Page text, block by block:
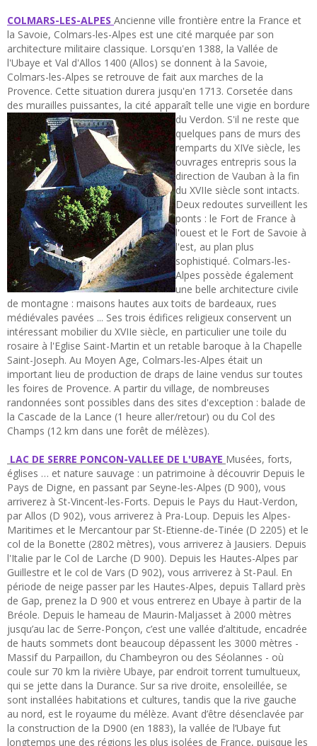
COLMARS-LES-ALPES Ancienne ville frontière entre la France et
la Savoie, Colmars-les-Alpes est une cité marquée par son
architecture militaire classique. Lorsqu'en 1388, la Vallée de
l'Ubaye et Val d'Allos 1400 (Allos) se donnent à la Savoie,
Colmars-les-Alpes se retrouve de fait aux marches de la
Provence. Cette situation durera jusqu'en 1713. Corsetée dans
des murailles puissantes, la cité apparaît telle une vigie en bordure
du Verdon. S'il ne reste que
quelques pans de murs des
remparts du XIVe siècle, les
ouvrages entrepris sous la
direction de Vauban à la fin
du XVIIe siècle sont intacts.
Deux redoutes surveillent les
ponts : le Fort de France à
l'ouest et le Fort de Savoie à
l'est, au plan plus
sophistiqué. Colmars-les-
Alpes possède également
une belle architecture civile
de montagne : maisons hautes aux toits de bardeaux, rues
médiévales pavées ... Ses trois édifices religieux conservent un
intéressant mobilier du XVIIe siècle, en particulier une toile du
rosaire à l'Eglise Saint-Martin et un retable baroque à la Chapelle
Saint-Joseph. Au Moyen Age, Colmars-les-Alpes était un
important lieu de production de draps de laine vendus sur toutes
les foires de Provence. A partir du village, de nombreuses
randonnées sont possibles dans des sites d'exception : balade de
la Cascade de la Lance (1 heure aller/retour) ou du Col des
Champs (12 km dans une forêt de mélèzes).
LAC DE SERRE PONCON-VALLEE DE L'UBAYE Musées, forts,
églises … et nature sauvage : un patrimoine à découvrir Depuis le
Pays de Digne, en passant par Seyne-les-Alpes (D 900), vous
arriverez à St-Vincent-les-Forts. Depuis le Pays du Haut-Verdon,
par Allos (D 902), vous arriverez à Pra-Loup. Depuis les Alpes-
Maritimes et le Mercantour par St-Etienne-de-Tinée (D 2205) et le
col de la Bonette (2802 mètres), vous arriverez à Jausiers. Depuis
l'Italie par le Col de Larche (D 900). Depuis les Hautes-Alpes par
Guillestre et le col de Vars (D 902), vous arriverez à St-Paul. En
période de neige passer par les Hautes-Alpes, depuis Tallard près
de Gap, prenez la D 900 et vous entrerez en Ubaye à partir de la
Bréole. Depuis le hameau de Maurin-Maljasset à 2000 mètres
jusqu’au lac de Serre-Ponçon, c’est une vallée d’altitude, encadrée
de hauts sommets dont beaucoup dépassent les 3000 mètres -
Massif du Parpaillon, du Chambeyron ou des Séolannes - où
coule sur 70 km la rivière Ubaye, par endroit torrent tumultueux,
qui se jette dans la Durance. Sur sa rive droite, ensoleillée, se
sont installées habitations et cultures, tandis que la rive gauche
au nord, est le royaume du mélèze. Avant d’être désenclavée par
la construction de la D900 (en 1883), la vallée de l’Ubaye fut
longtemps une des régions les plus isolées de France, puisque les